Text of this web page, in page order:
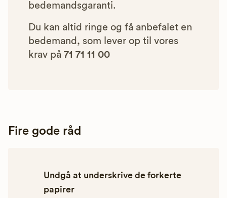
bedemandsgaranti.
Du kan altid ringe og få anbefalet en
bedemand, som lever op til vores
krav på 71 71 11 00
Fire gode råd
Undgå at underskrive de forkerte
papirer